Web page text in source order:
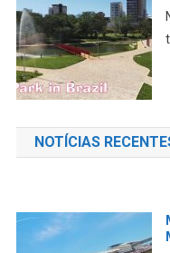
NOTÍCIAS